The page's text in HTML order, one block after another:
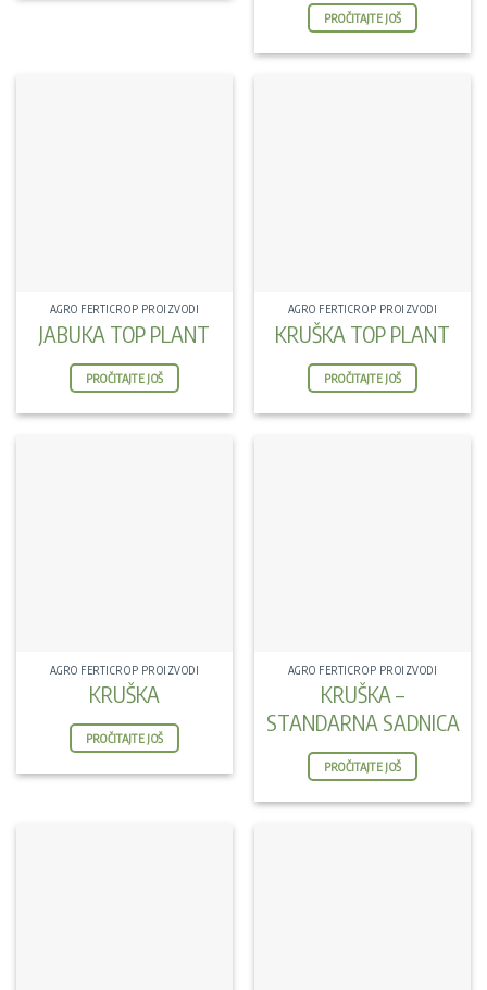
PROČITAJTE JOŠ
AGRO FERTICROP PROIZVODI
JABUKA TOP PLANT
PROČITAJTE JOŠ
AGRO FERTICROP PROIZVODI
KRUŠKA TOP PLANT
PROČITAJTE JOŠ
AGRO FERTICROP PROIZVODI
KRUŠKA
PROČITAJTE JOŠ
AGRO FERTICROP PROIZVODI
KRUŠKA –
STANDARNA SADNICA
PROČITAJTE JOŠ